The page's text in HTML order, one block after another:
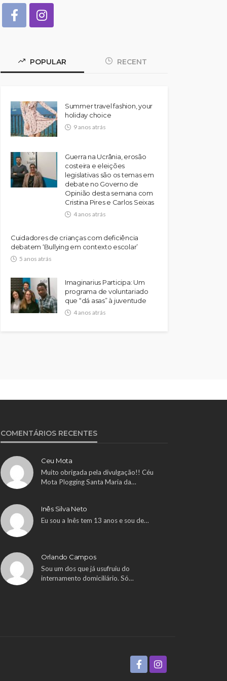
POPULAR RECENT
Summer travel fashion, your
holiday choice
9 anos atrás
Guerra na Ucrânia, erosão
costeira e eleições
legislativas são os temas em
debate no Governo de
Opinião desta semana com
Cristina Pires e Carlos Seixas
4 anos atrás
Cuidadores de crianças com deficiência
debatem ‘Bullying em contexto escolar’
5 anos atrás
Imaginarius Participa: Um
programa de voluntariado
que “dá asas” à juventude
4 anos atrás
COMENTÁRIOS RECENTES
Ceu Mota
Muito obrigada pela divulgação!! Céu
Mota Plogging Santa Maria da…
Inês Silva Neto
Eu sou a Inês tem 13 anos e sou de…
Orlando Campos
Sou um dos que já usufruiu do
internamento domiciliário. Só…